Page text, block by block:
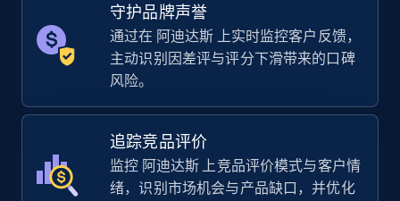
URL, Final price, Sku, Currency, Gtin,
Specifications, Image urls, Top reviews, and
more.
5.6K+ 877+ 立即开始
Walmart - products - Discover products by
守护品牌声誉
通过在 阿迪达斯 上实时监控客户反馈，
主动识别因差评与评分下滑带来的口碑
风险。
追踪竞品评价
监控 阿迪达斯 上竞品评价模式与客户情
绪，识别市场机会与产品缺口，并优化